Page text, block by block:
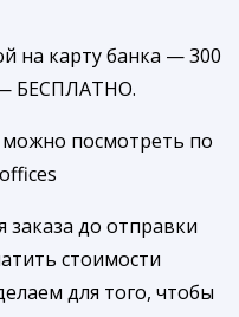
на карту банка — 300
— БЕСПЛАТНО.
посмотреть по
до отправки
стоимости
для того, чтобы